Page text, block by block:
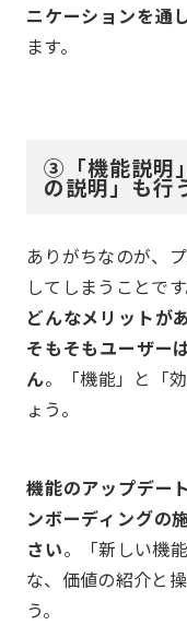
ニケーションを通
ます。
③「機能説明
の説明」も行
ありがちなのが、
してしまうことで
どんなメリットが
そもそもユーザー
ん。「機能」と「
ょう。
機能のアップデー
ンボーディングの
さい。「新しい機
な、価値の紹介と
う。